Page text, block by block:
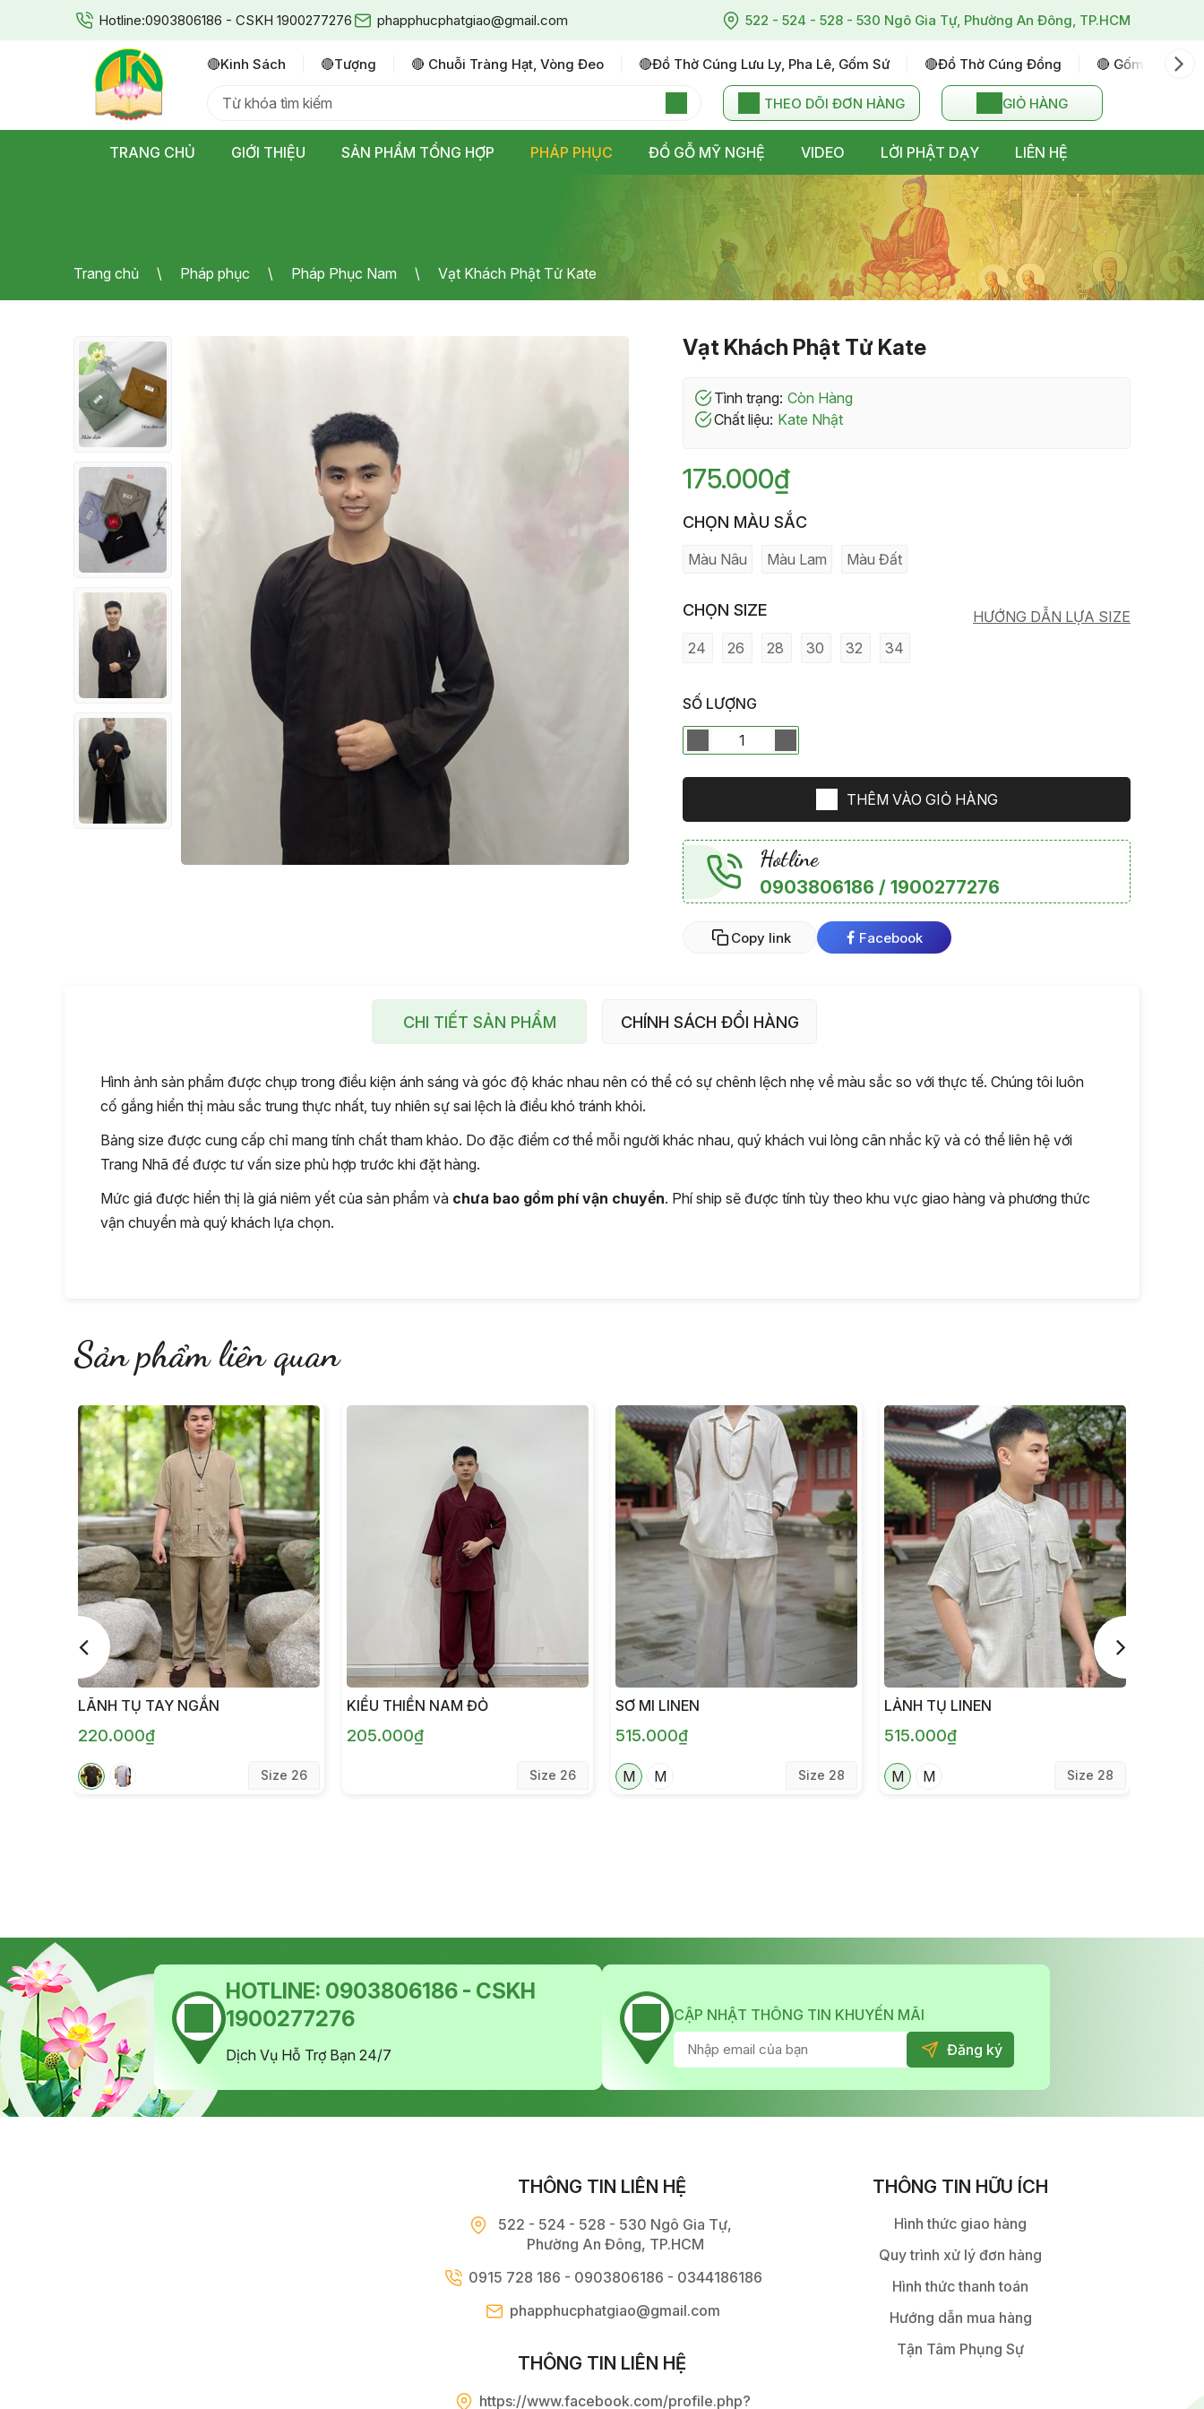
Hotline:0903806186 - CSKH 1900277276 phapphucphatgiao@gmail.com 522 - 524 - 528 - 530 Ngô Gia Tự, Phường An Đông, TP.HCM
🔴kinh Sách 🔴tượng 🔴 Chuỗi Tràng Hạt, Vòng Đeo 🔴đồ Thờ Cúng Lưu Ly, Pha Lê, Gốm Sứ 🔴đồ Thờ Cúng Đồng 🔴 Gốm Sứ Bát
THEO DÕI ĐƠN HÀNG GIỎ HÀNG
TRANG CHỦ GIỚI THIỆU SẢN PHẨM TỔNG HỢP PHÁP PHỤC ĐỒ GỖ MỸ NGHỆ VIDEO LỜI PHẬT DẠY LIÊN HỆ
Trang chủ Pháp phục Pháp Phục Nam Vạt Khách Phật Tử Kate
Vạt Khách Phật Tử Kate
Tình trạng:
Còn Hàng
Chất liệu:
Kate Nhật
175.000₫
CHỌN MÀU SẮC
Màu Nâu Màu Lam Màu Đất
CHỌN SIZE
24 26 28 30 32 34
HƯỚNG DẪN LỰA SIZE
SỐ LƯỢNG
THÊM VÀO GIỎ HÀNG
Hotline
0903806186 / 1900277276
Copy link Facebook
CHI TIẾT SẢN PHẨM CHÍNH SÁCH ĐỔI HÀNG
Hình ảnh sản phẩm được chụp trong điều kiện ánh sáng và góc độ khác nhau nên có thể có sự chênh lệch nhẹ về màu sắc so với thực tế. Chúng tôi luôn
cố gắng hiển thị màu sắc trung thực nhất, tuy nhiên sự sai lệch là điều khó tránh khỏi.
Bảng size được cung cấp chỉ mang tính chất tham khảo. Do đặc điểm cơ thể mỗi người khác nhau, quý khách vui lòng cân nhắc kỹ và có thể liên hệ với
Trang Nhã để được tư vấn size phù hợp trước khi đặt hàng.
Mức giá được hiển thị là giá niêm yết của sản phẩm và chưa bao gồm phí vận chuyển. Phí ship sẽ được tính tùy theo khu vực giao hàng và phương thức
vận chuyển mà quý khách lựa chọn.
Sản phẩm liên quan
LÃNH TỤ TAY NGẮN
220.000₫
Size 26
KIỂU THIỀN NAM ĐỎ
205.000₫
Size 26
SƠ MI LINEN
515.000₫
M M Size 28
LẢNH TỤ LINEN
515.000₫
M M Size 28
HOTLINE: 0903806186 - CSKH
1900277276
Dịch Vụ Hỗ Trợ Bạn 24/7
CẬP NHẬT THÔNG TIN KHUYẾN MÃI
THÔNG TIN LIÊN HỆ
522 - 524 - 528 - 530 Ngô Gia Tự,
Phường An Đông, TP.HCM
0915 728 186 - 0903806186 - 0344186186
phapphucphatgiao@gmail.com
THÔNG TIN LIÊN HỆ
https://www.facebook.com/profile.php?
THÔNG TIN HỮU ÍCH
Hình thức giao hàng
Quy trình xử lý đơn hàng
Hình thức thanh toán
Hướng dẫn mua hàng
Tận Tâm Phụng Sự